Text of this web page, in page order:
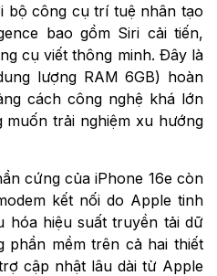
bộ công cụ trí tuệ nhân tạo
bao gồm Siri cải tiến,
cụ viết thông minh. Đây là
lượng RAM 6GB) hoàn
cách công nghệ khá lớn
muốn trải nghiệm xu hướng
cứng của iPhone 16e còn
kết nối do Apple tinh
hóa hiệu suất truyền tải dữ
phần mềm trên cả hai thiết
cập nhật lâu dài từ Apple